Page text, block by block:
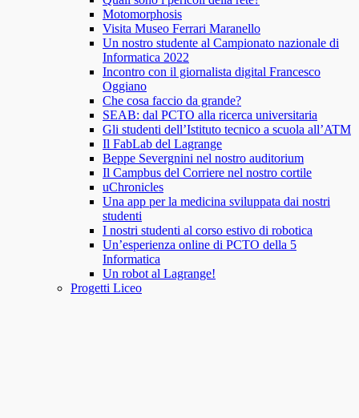
Motomorphosis
Visita Museo Ferrari Maranello
Un nostro studente al Campionato nazionale di
Informatica 2022
Incontro con il giornalista digital Francesco
Oggiano
Che cosa faccio da grande?
SEAB: dal PCTO alla ricerca universitaria
Gli studenti dell’Istituto tecnico a scuola all’ATM
Il FabLab del Lagrange
Beppe Severgnini nel nostro auditorium
Il Campbus del Corriere nel nostro cortile
uChronicles
Una app per la medicina sviluppata dai nostri
studenti
I nostri studenti al corso estivo di robotica
Un’esperienza online di PCTO della 5
Informatica
Un robot al Lagrange!
Progetti Liceo